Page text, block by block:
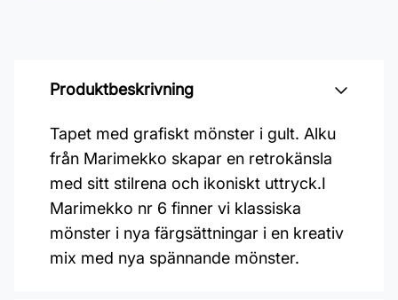
Produktbeskrivning
Tapet med grafiskt mönster i gult. Alku
från Marimekko skapar en retrokänsla
med sitt stilrena och ikoniskt uttryck.I
Marimekko nr 6 finner vi klassiska
mönster i nya färgsättningar i en kreativ
mix med nya spännande mönster.